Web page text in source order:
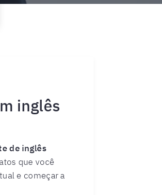
inglês
de inglês
que você
e começar a